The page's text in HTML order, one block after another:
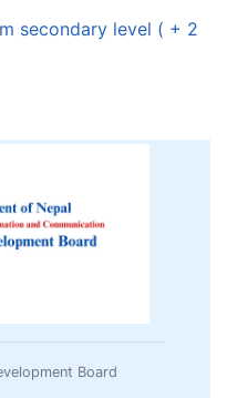
secondary level ( + 2
Board